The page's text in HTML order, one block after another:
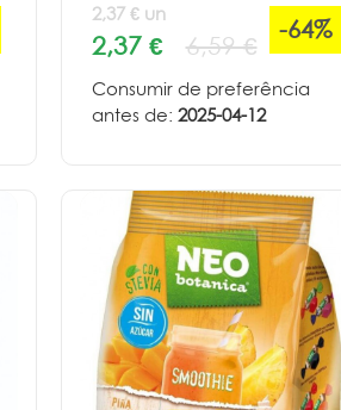
2,37 € un
2,37 € 6,59 €
-64%
Consumir de preferência
antes de: 2025-04-12